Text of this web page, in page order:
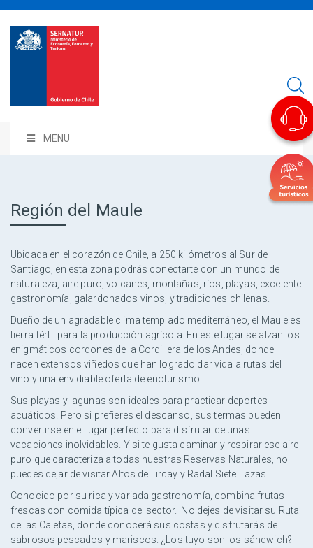
MENU
Región del Maule
Ubicada en el corazón de Chile, a 250 kilómetros al Sur de
Santiago, en esta zona podrás conectarte con un mundo de
naturaleza, aire puro, volcanes, montañas, ríos, playas, excelente
gastronomía, galardonados vinos, y tradiciones chilenas.
Dueño de un agradable clima templado mediterráneo, el Maule es
tierra fértil para la producción agrícola. En este lugar se alzan los
enigmáticos cordones de la Cordillera de los Andes, donde
nacen extensos viñedos que han logrado dar vida a rutas del
vino y una envidiable oferta de enoturismo.
Sus playas y lagunas son ideales para practicar deportes
acuáticos. Pero si prefieres el descanso, sus termas pueden
convertirse en el lugar perfecto para disfrutar de unas
vacaciones inolvidables. Y si te gusta caminar y respirar ese aire
puro que caracteriza a todas nuestras Reservas Naturales, no
puedes dejar de visitar Altos de Lircay y Radal Siete Tazas.
Conocido por su rica y variada gastronomía, combina frutas
frescas con comida típica del sector. No dejes de visitar su Ruta
de las Caletas, donde conocerá sus costas y disfrutarás de
sabrosos pescados y mariscos. ¿Los tuyo son los sándwich?